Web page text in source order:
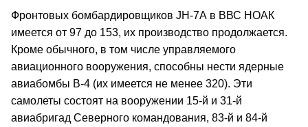
Фронтовых бомбардировщиков JH-7А в ВВС НОАК
имеется от 97 до 153, их производство продолжается.
Кроме обычного, в том числе управляемого
авиационного вооружения, способны нести ядерные
авиабомбы В-4 (их имеется не менее 320). Эти
самолеты состоят на вооружении 15-й и 31-й
авиабригад Северного командования, 83-й и 84-й